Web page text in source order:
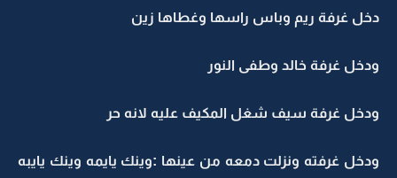
دخل غرفة ريم وباس راسها وغطاها زين
ودخل غرفة خالد وطفى النور
ودخل غرفة سيف شغل المكيف عليه لانه حر
ودخل غرفته ونزلت دمعه من عينها :وينك يايمه وينك يايبه